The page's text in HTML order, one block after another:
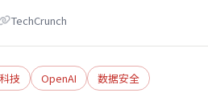
TechCrunch
技 OpenAI 数据安全